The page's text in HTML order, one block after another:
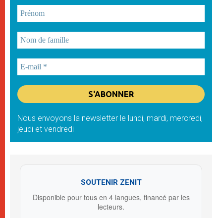
Nous envoyons la newsletter le lundi, mardi, mercredi,
jeudi et vendredi
SOUTENIR ZENIT
Disponible pour tous en 4 langues, financé par les
lecteurs.